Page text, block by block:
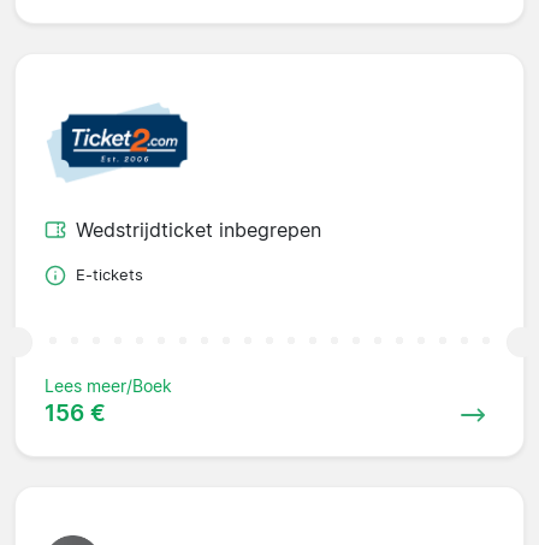
Wedstrijdticket inbegrepen
E-tickets
Lees meer/Boek
156 €